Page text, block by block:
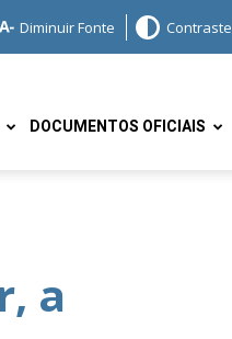
Diminuir Fonte Contraste
DOCUMENTOS OFICIAIS
a